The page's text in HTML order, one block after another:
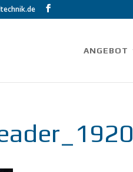
ANGEBOT